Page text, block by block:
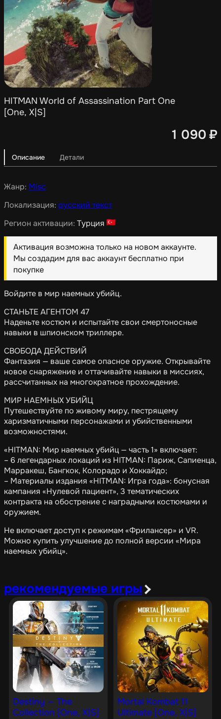
HITMAN World of Assassination Part One
[One, X|S]
1 090 ₽
Описание Детали
Жанр: Misc
Локализация: русский текст
Регион активации: Турция
Активация возможна только на новом аккаунте.
Мы создадим для вас аккаунт бесплатно при
покупке
Войдите в мир наемных убийц.
СТАНЬТЕ АГЕНТОМ 47
Наденьте костюм и испытайте свои смертоносные
навыки в шпионском триллере.
СВОБОДА ДЕЙСТВИЙ
Фантазия — ваше самое опасное оружие. Открывайте
новое снаряжение и оттачивайте навыки в миссиях,
рассчитанных на многократное прохождение.
МИР НАЕМНЫХ УБИЙЦ
Путешествуйте по живому миру, пестрящему
харизматичными персонажами и убийственными
возможностями.
«HITMAN: Мир наемных убийц — часть 1» включает:
– 6 легендарных локаций из HITMAN: Париж, Сапиенца,
Марракеш, Бангкок, Колорадо и Хоккайдо;
– Материалы издания «HITMAN: Игра года»: бонусная
кампания «Нулевой пациент», 3 тематических
контракта на обострение с наградными костюмами и
оружием.
Не включает доступ к режимам «Фрилансер» и VR.
Можно купить улучшение до полной версии «Мира
наемных убийц».
рекомендуемые игры
Destiny — The
Collection [One, X|S]
Mortal Kombat 11
Ultimate [One, X|S]